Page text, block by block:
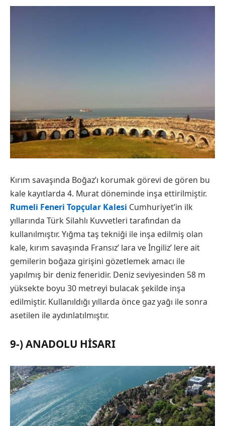
Kırım savaşında Boğaz’ı korumak görevi de gören bu
kale kayıtlarda 4. Murat döneminde inşa ettirilmiştir.
Rumeli Feneri Topçular Kalesi Cumhuriyet’in ilk
yıllarında Türk Silahlı Kuvvetleri tarafından da
kullanılmıştır. Yığma taş tekniği ile inşa edilmiş olan
kale, kırım savaşında Fransız’ lara ve İngiliz’ lere ait
gemilerin boğaza girişini gözetlemek amacı ile
yapılmış bir deniz feneridir. Deniz seviyesinden 58 m
yüksekte boyu 30 metreyi bulacak şekilde inşa
edilmiştir. Kullanıldığı yıllarda önce gaz yağı ile sonra
asetilen ile aydınlatılmıştır.
9-) ANADOLU HISARI